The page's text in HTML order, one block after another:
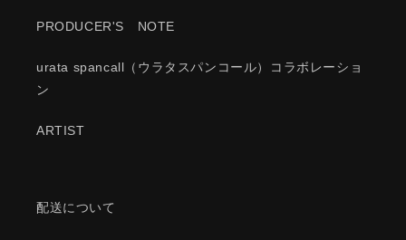
PRODUCER'S NOTE
urata spancall（ウラタスパンコール）コラボレーショ
ン
ARTIST
配送について